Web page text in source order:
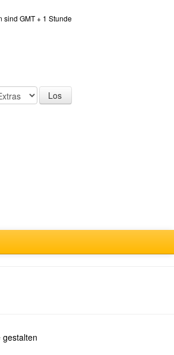
sind GMT + 1 Stunde
gestalten